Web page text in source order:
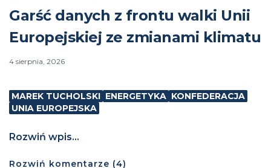
Garść danych z frontu walki Unii
Europejskiej ze zmianami klimatu
4 sierpnia, 2026
MAREK TUCHOLSKI ENERGETYKA KONFEDERACJA
UNIA EUROPEJSKA
Rozwiń wpis...
Rozwiń komentarze (4)